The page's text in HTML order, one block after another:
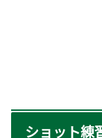
ショット練